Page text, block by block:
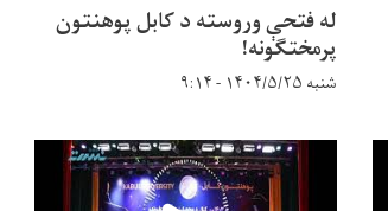
له فتحې وروسته د کابل پوهنتون
پرمختګونه!
شنبه ۱۴۰۴/۵/۲۵ - ۹:۱۴